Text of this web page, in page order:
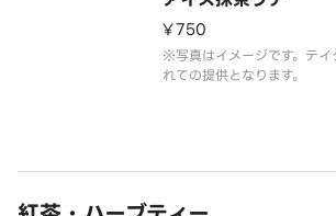
¥750
※写真はイメージです。テ
れての提供となります。